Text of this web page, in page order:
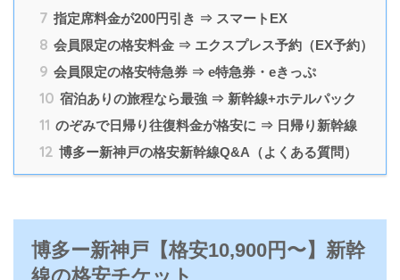
7 指定席料金が200円引き ⇒ スマートEX
8 会員限定の格安料金 ⇒ エクスプレス予約（EX予約）
9 会員限定の格安特急券 ⇒ e特急券・eきっぷ
10 宿泊ありの旅程なら最強 ⇒ 新幹線+ホテルパック
11 のぞみで日帰り往復料金が格安に ⇒ 日帰り新幹線
12 博多ー新神戸の格安新幹線Q&A（よくある質問）
博多ー新神戸【格安10,900円〜】新幹